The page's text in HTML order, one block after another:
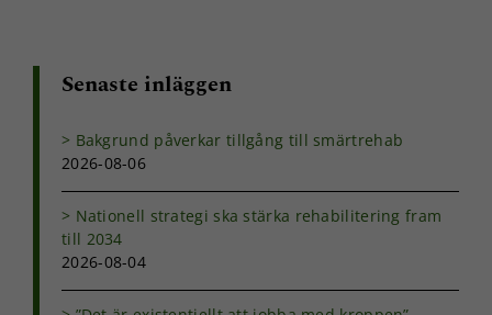
Senaste inläggen
Bakgrund påverkar tillgång till smärtrehab
2026-08-06
Nationell strategi ska stärka rehabilitering fram
till 2034
2026-08-04